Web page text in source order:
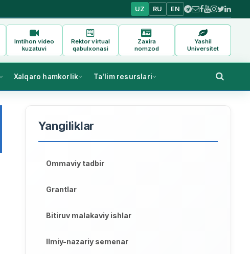
UZ RU EN
Imtihon video
kuzatuvi
Rektor virtual
qabulxonasi
Zaxira
nomzod
Yashil
Universitet
Xalqaro hamkorlik Ta'lim resurslari
Yangiliklar
Ommaviy tadbir
Grantlar
Bitiruv malakaviy ishlar
Ilmiy-nazariy semenar